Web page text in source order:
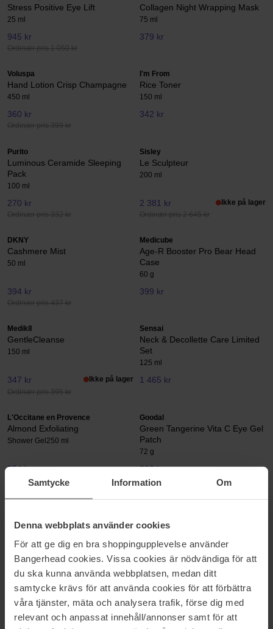
Samtycke Information Om
Denna webbplats använder cookies
För att ge dig en bra shoppingupplevelse använder
Bangerhead cookies. Vissa cookies är nödvändiga för att
du ska kunna använda webbplatsen, medan ditt
samtycke krävs för att använda cookies för att förbättra
våra tjänster, mäta och analysera trafik, förse dig med
relevant och anpassat innehåll/annonser samt för att
Stress Positive Eye Lift
25 ml
945 kr
Ordinær pris 1 050 kr
Collagen Night Wrapping Mask
75 ml
379 kr
Voluspa
Hand Lotion Crisp Champagne
450 ml
360 kr
Ordinær pris 399 kr
I'm From
Rice Toner
150 ml
342 kr
Purito
Luminous Ceramide Sleeping
Pack
100 ml
270 kr
Ordinær pris 332 kr
Sisley
Le Sculpteur
200 ml
2 381 kr
Ordinær pris 2 645 kr
Ikke på lager
DKNY
Cashmere Mist
50 ml
394 kr
Ordinær pris 437 kr
Medicube
Age-R Booster Pro Bear Head
Case
60 g
399 kr
Medik8
GentleCleanse
150 ml
347 kr
Ordinær pris 395 kr
Ikke på lager
Sensai
Neck & Decollette Care Limited
Set
125 ml
1 465 kr
L'Occitane en Provence
Almond Exfoliating
Shower Gel250 ml
254 kr
Ordinær pris 282 kr
Goodal
Green Tangerine Vita C Eye Gel
Patch
72 g
282 kr
Ordinær pris 313 kr
Cream
100 ml
184 kr
Ordinær pris 359 kr
Smoothing Serum
30 ml
947 kr
The INKEY List
Peptide Moisturizer
50 ml
Dynamic Skin
150 ml